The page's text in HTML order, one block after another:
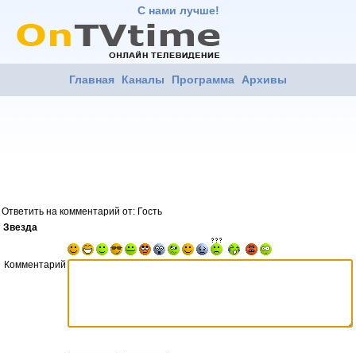
С нами лучше!
Главная Каналы Программа Архивы
Ответить на комментарий от: Гость
Звезда
Комментарий